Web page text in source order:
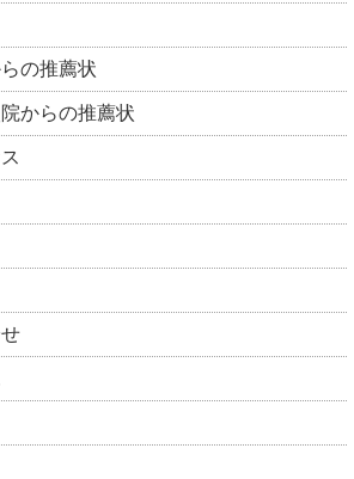
の推薦状
からの推薦状